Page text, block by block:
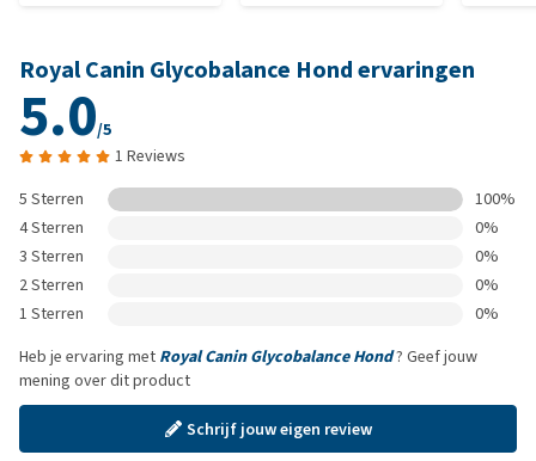
Royal Canin Glycobalance Hond ervaringen
5.0/5
1 Reviews
5 Sterren
100%
4 Sterren
0%
3 Sterren
0%
2 Sterren
0%
1 Sterren
0%
Heb je ervaring met Royal Canin Glycobalance Hond? Geef jouw
mening over dit product
Schrijf jouw eigen review